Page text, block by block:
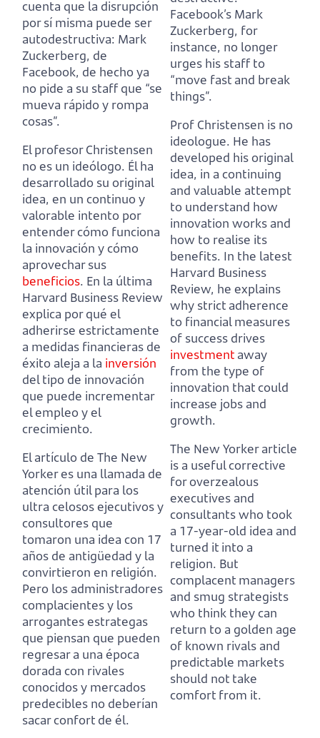
cuenta que la disrupción
por sí misma puede ser
autodestructiva: Mark
Zuckerberg, de
Facebook, de hecho ya
no pide a su staff que “se
mueva rápido y rompa
cosas”.
El profesor Christensen
no es un ideólogo. Él ha
desarrollado su original
idea, en un continuo y
valorable intento por
entender cómo funciona
la innovación y cómo
aprovechar sus
beneficios. En la última
Harvard Business Review
explica por qué el
adherirse estrictamente
a medidas financieras de
éxito aleja a la inversión
del tipo de innovación
que puede incrementar
el empleo y el
crecimiento.
El artículo de The New
Yorker es una llamada de
atención útil para los
ultra celosos ejecutivos y
consultores que
tomaron una idea con 17
años de antigüedad y la
convirtieron en religión.
Pero los administradores
complacientes y los
arrogantes estrategas
que piensan que pueden
regresar a una época
dorada con rivales
conocidos y mercados
predecibles no deberían
sacar confort de él.
Facebook’s Mark
Zuckerberg, for
instance, no longer
urges his staff to
“move fast and break
things”.
Prof Christensen is no
ideologue. He has
developed his original
idea, in a continuing
and valuable attempt
to understand how
innovation works and
how to realise its
benefits. In the latest
Harvard Business
Review, he explains
why strict adherence
to financial measures
of success drives
investment away
from the type of
innovation that could
increase jobs and
growth.
The New Yorker article
is a useful corrective
for overzealous
executives and
consultantswho took
a 17-year-old idea and
turned it into a
religion. But
complacent managers
and smug strategists
who think they can
return to a golden age
of known rivals and
predictable markets
should not take
comfort from it.